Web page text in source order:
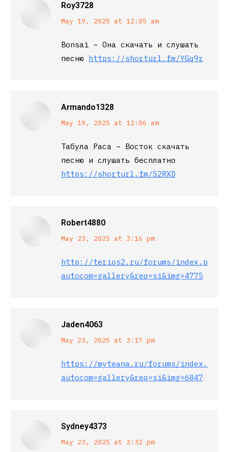
Roy3728
says:
May 19, 2025 at 12:05 am
Bonsai – Она скачать и слушать
песню https://shorturl.fm/YGq9r
Armando1328
says:
May 19, 2025 at 12:06 am
Табула Раса – Восток скачать
песню и слушать бесплатно
https://shorturl.fm/S2RXD
Robert4880
says:
May 23, 2025 at 3:16 pm
http://terios2.ru/forums/index.php?
autocom=gallery&req=si&img=4775
Jaden4063
says:
May 23, 2025 at 3:17 pm
https://myteana.ru/forums/index.php?
autocom=gallery&req=si&img=6847
Sydney4373
says:
May 23, 2025 at 3:32 pm